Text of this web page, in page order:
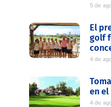
5 de
El
golf
4 de
en el
4 de